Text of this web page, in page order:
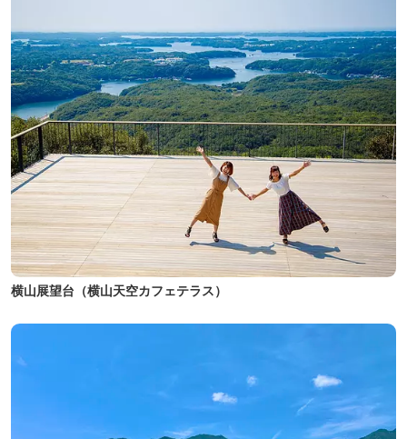
横山展望台（横山天空カフェテラス）